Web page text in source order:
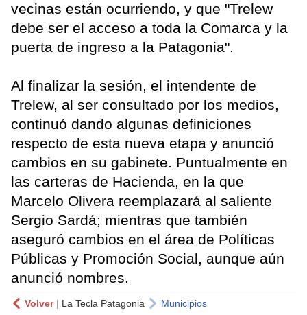
vecinas están ocurriendo, y que "Trelew
debe ser el acceso a toda la Comarca y la
puerta de ingreso a la Patagonia".
Al finalizar la sesión, el intendente de
Trelew, al ser consultado por los medios,
continuó dando algunas definiciones
respecto de esta nueva etapa y anunció
cambios en su gabinete. Puntualmente en
las carteras de Hacienda, en la que
Marcelo Olivera reemplazará al saliente
Sergio Sardá; mientras que también
aseguró cambios en el área de Políticas
Públicas y Promoción Social, aunque aún
anunció nombres.
Volver| La Tecla Patagonia Municipios